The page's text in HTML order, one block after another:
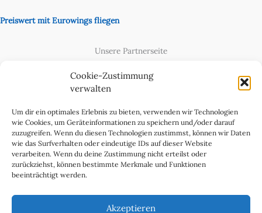
Cookie-Zustimmung
verwalten
Um dir ein optimales Erlebnis zu bieten, verwenden wir Technologien
wie Cookies, um Geräteinformationen zu speichern und/oder darauf
zuzugreifen. Wenn du diesen Technologien zustimmst, können wir Daten
wie das Surfverhalten oder eindeutige IDs auf dieser Website
verarbeiten. Wenn du deine Zustimmung nicht erteilst oder
zurückziehst, können bestimmte Merkmale und Funktionen
beeinträchtigt werden.
Akzeptieren
Preiswert mit Eurowings fliegen
Unsere Partnerseite
Cookie-Richtlinie (EU)
Datenschutzerklärung